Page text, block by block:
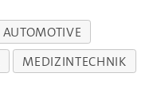
AUTOMOTIVE
MEDIZINTECHNIK